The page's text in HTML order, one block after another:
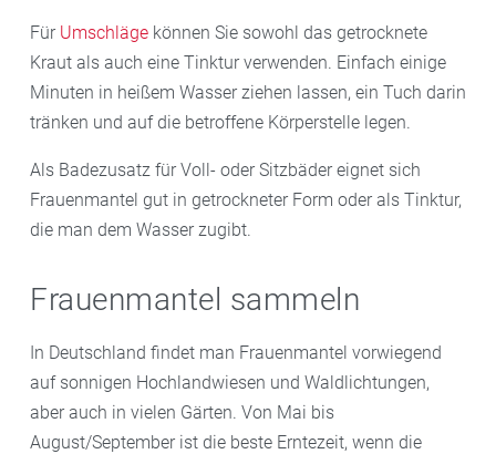
Für Umschläge können Sie sowohl das getrocknete
Kraut als auch eine Tinktur verwenden. Einfach einige
Minuten in heißem Wasser ziehen lassen, ein Tuch darin
tränken und auf die betroffene Körperstelle legen.
Als Badezusatz für Voll- oder Sitzbäder eignet sich
Frauenmantel gut in getrockneter Form oder als Tinktur,
die man dem Wasser zugibt.
Frauenmantel sammeln
In Deutschland findet man Frauenmantel vorwiegend
auf sonnigen Hochlandwiesen und Waldlichtungen,
aber auch in vielen Gärten. Von Mai bis
August/September ist die beste Erntezeit, wenn die